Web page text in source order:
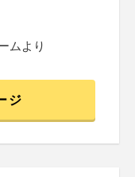
ムより
ジ